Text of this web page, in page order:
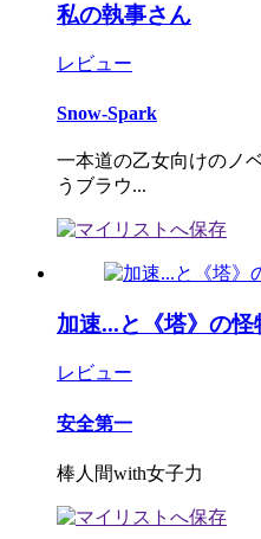
私の執事さん
レビュー
Snow-Spark
一本道の乙女向けのノ
うブラウ...
加速...と《塔》の怪
レビュー
安全第一
棒人間with女子力